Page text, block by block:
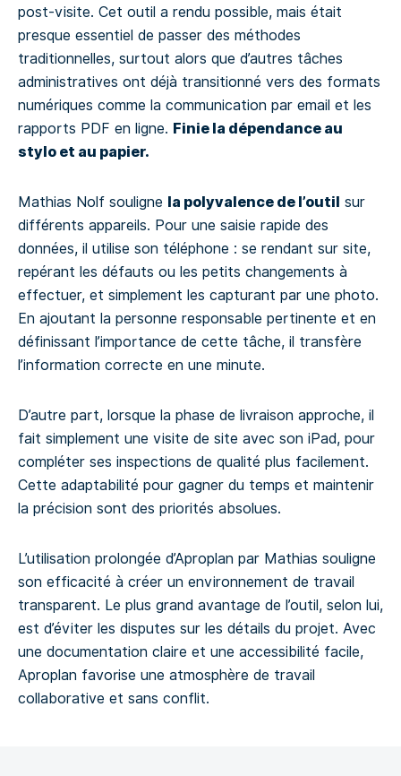
post-visite. Cet outil a rendu possible, mais était
presque essentiel de passer des méthodes
traditionnelles, surtout alors que d’autres tâches
administratives ont déjà transitionné vers des formats
numériques comme la communication par email et les
rapports PDF en ligne. Finie la dépendance au
stylo et au papier.
Mathias Nolf souligne la polyvalence de l’outil sur
différents appareils. Pour une saisie rapide des
données, il utilise son téléphone : se rendant sur site,
repérant les défauts ou les petits changements à
effectuer, et simplement les capturant par une photo.
En ajoutant la personne responsable pertinente et en
définissant l’importance de cette tâche, il transfère
l’information correcte en une minute.
D’autre part, lorsque la phase de livraison approche, il
fait simplement une visite de site avec son iPad, pour
compléter ses inspections de qualité plus facilement.
Cette adaptabilité pour gagner du temps et maintenir
la précision sont des priorités absolues.
L’utilisation prolongée d’Aproplan par Mathias souligne
son efficacité à créer un environnement de travail
transparent. Le plus grand avantage de l’outil, selon lui,
est d’éviter les disputes sur les détails du projet. Avec
une documentation claire et une accessibilité facile,
Aproplan favorise une atmosphère de travail
collaborative et sans conflit.